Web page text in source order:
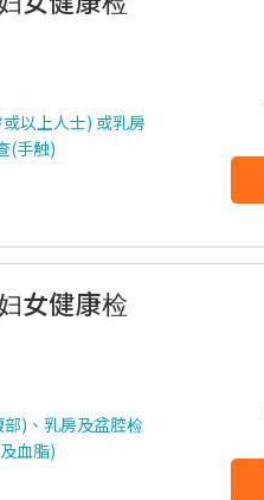
以上人士) 或乳房
(手触)
女健康检
)、乳房及盆腔检
血脂)